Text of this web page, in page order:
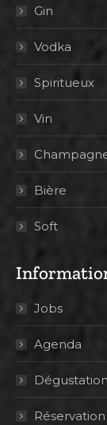
Gin
Vodka
Spiritueux
Vin
Bière
Soft
Jobs
Agenda
Dégustation